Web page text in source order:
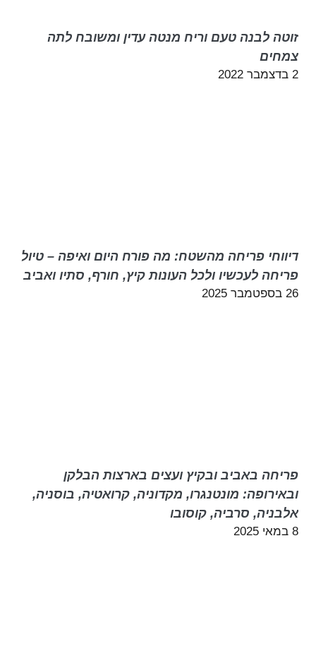
זוטה לבנה טעם וריח מנטה עדין ומשובח לתה
צמחים
2 בדצמבר 2022
דיווחי פריחה מהשטח: מה פורח היום ואיפה – טיול
פריחה לעכשיו ולכל העונות קיץ, חורף, סתיו ואביב
26 בספטמבר 2025
פריחה באביב ובקיץ ועצים בארצות הבלקן
ובאירופה: מונטנגרו, מקדוניה, קרואטיה, בוסניה,
אלבניה, סרביה, קוסובו
8 במאי 2025